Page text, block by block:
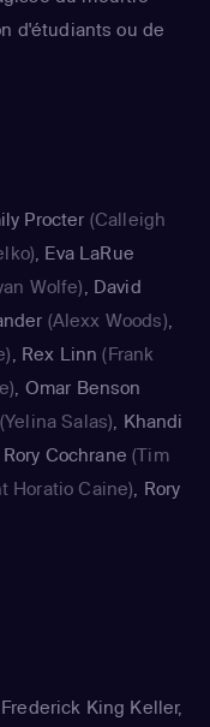
d'étudiants ou de
cette efficace
Las Vegas" ou
Procter (Calleigh
Eva LaRue
Wolfe) David
(Alexx Woods)
Rex Linn (Frank
Omar Benson
(Yelina Salas) Khandi
Rory Cochrane (Tim
Horatio Caine) Rory
King Keller,